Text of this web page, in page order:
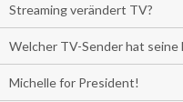
Streaming verändert TV?
Welcher TV-Sender hat
Michelle for President!